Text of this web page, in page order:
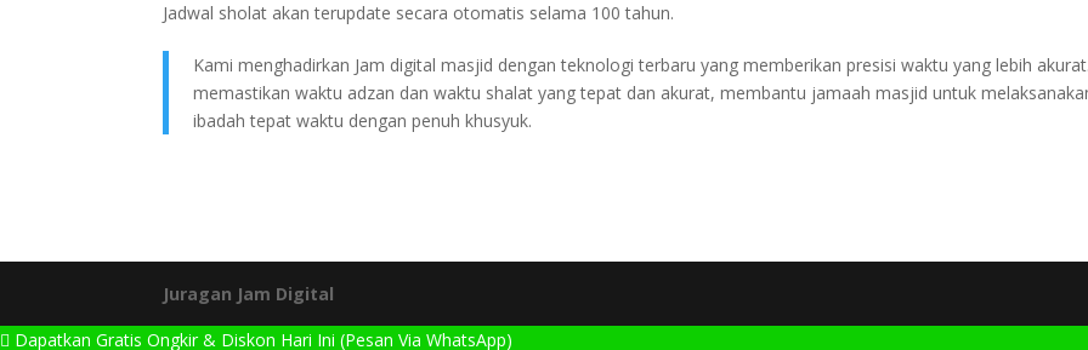
Jadwal sholat akan terupdate secara otomatis selama 100 tahun.
Kami menghadirkan Jam digital masjid dengan teknologi terbaru yang memberikan presisi waktu yang lebih
memastikan waktu adzan dan waktu shalat yang tepat dan akurat, membantu jamaah masjid untuk
ibadah tepat waktu dengan penuh khusyuk.
Juragan Jam Digital
Dapatkan Gratis Ongkir & Diskon Hari Ini (Pesan Via WhatsApp)